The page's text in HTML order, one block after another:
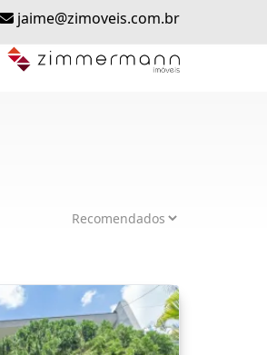
jaime@zimoveis.com.br